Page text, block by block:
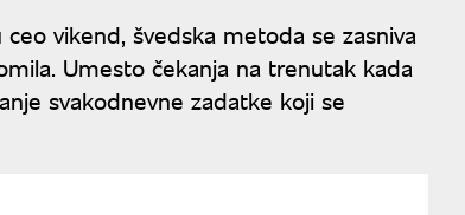
vikend, švedska metoda se zasniva
Umesto čekanja na trenutak kada
svakodnevne zadatke koji se